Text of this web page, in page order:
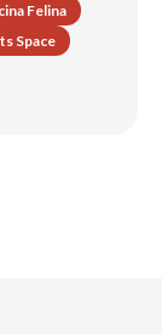
Felina
Space